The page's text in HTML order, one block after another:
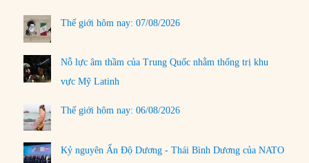
Thế giới hôm nay: 07/08/2026
Nỗ lực âm thầm của Trung Quốc nhằm thống trị khu
vực Mỹ Latinh
Thế giới hôm nay: 06/08/2026
Kỷ nguyên Ấn Độ Dương - Thái Bình Dương của NATO